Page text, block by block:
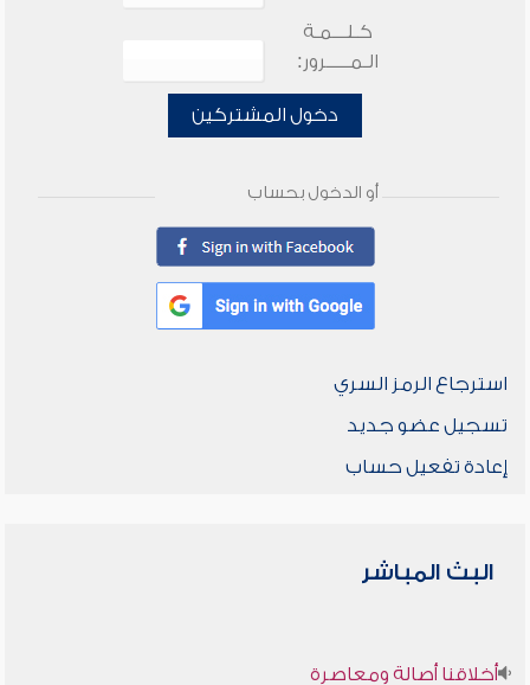
كـلـــمـة
الـمـــــرور:
دخول المشتركين
أو الدخول بحساب
استرجاع الرمز السري
تسجيل عضو جديد
إعادة تفعيل حساب
البث المباشر
أخلاقنا أصالة ومعاصرة